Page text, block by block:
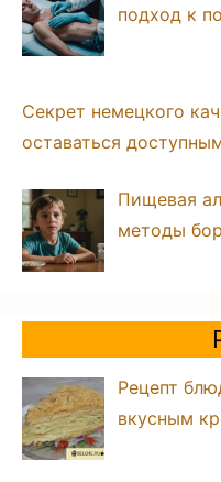
подход к
Секрет немецкого
оставаться
Пищевая
методы
Рецепт
вкусным